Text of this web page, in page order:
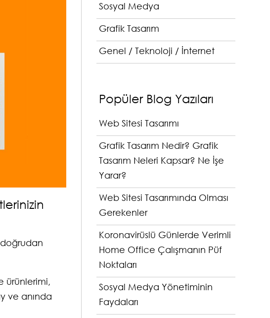
doğrudan
ürünlerimi,
ve anında
Sosyal Medya
Grafik Tasarım
Genel / Teknoloji / İnternet
Popüler Blog Yazıları
Web Sitesi Tasarımı
Grafik Tasarım Nedir? Grafik
Tasarım Neleri Kapsar? Ne İşe
Yarar?
Web Sitesi Tasarımında Olması
Gerekenler
Koronavirüslü Günlerde Verimli
Home Office Çalışmanın Püf
Noktaları
Sosyal Medya Yönetiminin
Faydaları